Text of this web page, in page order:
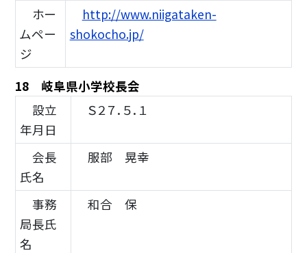
ホー
ムペー
ジ
http://www.niigataken-
shokocho.jp/
18 岐阜県小学校長会
設立
年月日
Ｓ２７．５．１
会長
氏名
服部 晃幸
事務
局長氏
名
和合 保